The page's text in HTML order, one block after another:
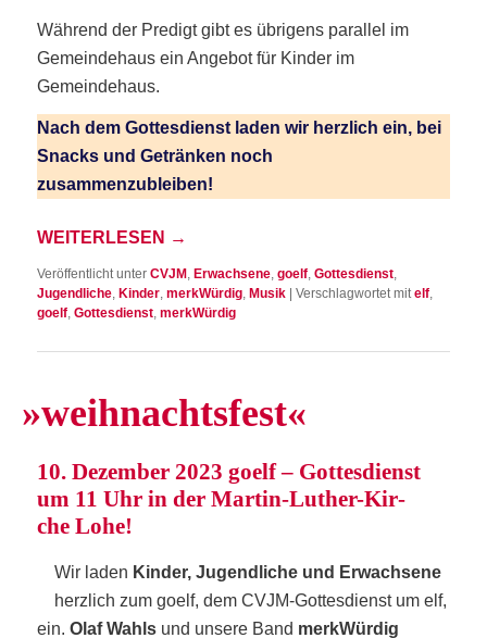
Wäh­rend der Pre­digt gibt es übri­gens par­al­lel im
Gemein­de­haus ein Ange­bot für Kin­der im
Gemeindehaus.
Nach dem Got­tes­dienst laden wir herz­lich ein, bei
Snacks und Geträn­ken noch
zusammenzubleiben!
WEI­TER­LE­SEN →
Veröffentlicht unter CVJM , Erwachsene,goelf,Gottesdienst,
Jugendliche, Kinder,merkWürdig, Musik |Verschlagwortet mit elf,
goelf,Gottesdienst,merkWürdig
»weih­nachts­fest«
10. Dezem­ber 2023 goelf – Got­tes­dienst
um 11 Uhr in der Mar­tin-Luther-Kir­
che Lohe!
Wir laden Kin­der, Jugend­li­che und Erwach­se­ne
herz­lich zum goelf, dem CVJM-Got­tes­dienst um elf,
ein.Olaf Wahls und unse­re Band merk­Wür­dig